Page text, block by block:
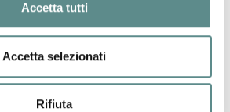
Accetta tutti
Accetta selezionati
Rifiuta
Ultime News